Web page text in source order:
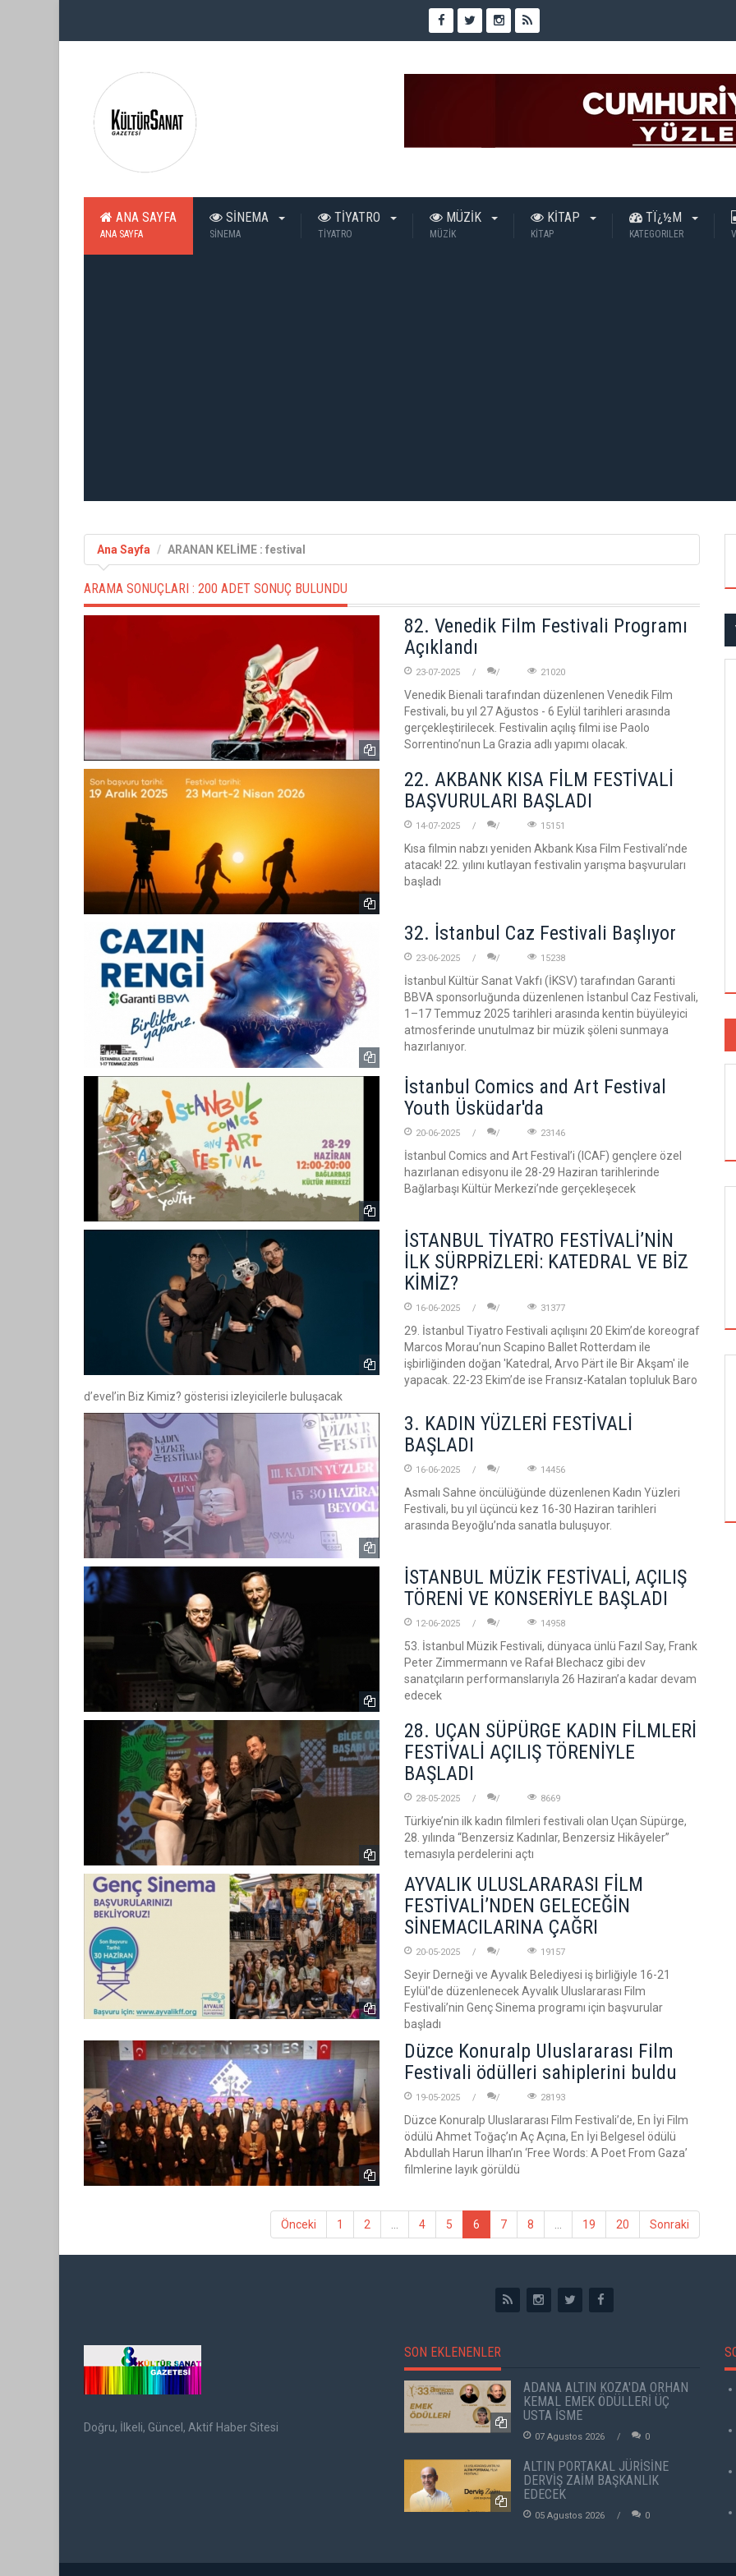
ANA SAYFA
ANA SAYFA
SİNEMA
SİNEMA
TİYATRO
TİYATRO
MÜZİK
MÜZİK
KİTAP
KİTAP
TÏ¿½M
KATEGORILER
Ana Sayfa ARANAN KELİME : festival
ARAMA SONUÇLARI : 200 ADET SONUÇ BULUNDU
82. Venedik Film Festivali Programı
Açıklandı
23-07-2025 21020
Venedik Bienali tarafından düzenlenen Venedik Film
Festivali, bu yıl 27 Ağustos - 6 Eylül tarihleri arasında
gerçekleştirilecek. Festivalin açılış filmi ise Paolo
Sorrentino’nun La Grazia adlı yapımı olacak.
22. AKBANK KISA FİLM FESTİVALİ
BAŞVURULARI BAŞLADI
14-07-2025 15151
Kısa filmin nabzı yeniden Akbank Kısa Film Festivali’nde
atacak! 22. yılını kutlayan festivalin yarışma başvuruları
başladı
32. İstanbul Caz Festivali Başlıyor
23-06-2025 15238
İstanbul Kültür Sanat Vakfı (İKSV) tarafından Garanti
BBVA sponsorluğunda düzenlenen İstanbul Caz Festivali,
1–17 Temmuz 2025 tarihleri arasında kentin büyüleyici
atmosferinde unutulmaz bir müzik şöleni sunmaya
hazırlanıyor.
İstanbul Comics and Art Festival
Youth Üsküdar'da
20-06-2025 23146
İstanbul Comics and Art Festival’i (ICAF) gençlere özel
hazırlanan edisyonu ile 28-29 Haziran tarihlerinde
Bağlarbaşı Kültür Merkezi’nde gerçekleşecek
İSTANBUL TİYATRO FESTİVALİ’NİN
İLK SÜRPRİZLERİ: KATEDRAL VE BİZ
KİMİZ?
16-06-2025 31377
29. İstanbul Tiyatro Festivali açılışını 20 Ekim’de koreograf
Marcos Morau’nun Scapino Ballet Rotterdam ile
işbirliğinden doğan 'Katedral, Arvo Pärt ile Bir Akşam' ile
yapacak. 22-23 Ekim’de ise Fransız-Katalan topluluk Baro
d’evel’in Biz Kimiz? gösterisi izleyicilerle buluşacak
3. KADIN YÜZLERİ FESTİVALİ
BAŞLADI
16-06-2025 14456
Asmalı Sahne öncülüğünde düzenlenen Kadın Yüzleri
Festivali, bu yıl üçüncü kez 16-30 Haziran tarihleri
arasında Beyoğlu’nda sanatla buluşuyor.
İSTANBUL MÜZİK FESTİVALİ, AÇILIŞ
TÖRENİ VE KONSERİYLE BAŞLADI
12-06-2025 14958
53. İstanbul Müzik Festivali, dünyaca ünlü Fazıl Say, Frank
Peter Zimmermann ve Rafał Blechacz gibi dev
sanatçıların performanslarıyla 26 Haziran’a kadar devam
edecek
28. UÇAN SÜPÜRGE KADIN FİLMLERİ
FESTİVALİ AÇILIŞ TÖRENİYLE
BAŞLADI
28-05-2025 8669
Türkiye’nin ilk kadın filmleri festivali olan Uçan Süpürge,
28. yılında “Benzersiz Kadınlar, Benzersiz Hikâyeler”
temasıyla perdelerini açtı
AYVALIK ULUSLARARASI FİLM
FESTİVALİ’NDEN GELECEĞİN
SİNEMACILARINA ÇAĞRI
20-05-2025 19157
Seyir Derneği ve Ayvalık Belediyesi iş birliğiyle 16-21
Eylül'de düzenlenecek Ayvalık Uluslararası Film
Festivali’nin Genç Sinema programı için başvurular
başladı
Düzce Konuralp Uluslararası Film
Festivali ödülleri sahiplerini buldu
19-05-2025 28193
Düzce Konuralp Uluslararası Film Festivali’de, En İyi Film
ödülü Ahmet Toğaç’ın Aç Açına, En İyi Belgesel ödülü
Abdullah Harun İlhan’ın ‘Free Words: A Poet From Gaza’
filmlerine layık görüldü
Önceki 1 2 4 5 6 7 8 19 20 Sonraki
ALTIN KOZA'NIN ONUR ÖDÜLLERİ FERZAN
ÖZPETEK VE VAHİDE PERÇİN'İN
Doğru, İlkeli, Güncel, Aktif Haber Sitesi
SON EKLENENLER
ADANA ALTIN KOZA'DA ORHAN
KEMAL EMEK ÖDÜLLERİ ÜÇ
USTA İSME
07 Agustos 2026 0
ALTIN PORTAKAL JÜRİSİNE
DERVİŞ ZAİM BAŞKANLIK
EDECEK
05 Agustos 2026 0